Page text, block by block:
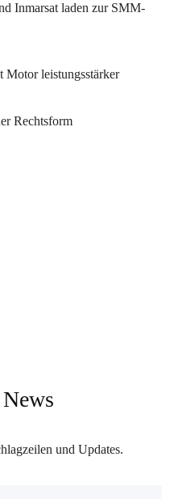
Inmarsat laden zur SMM-
leistungsstärker
Rechtsform
und Updates.